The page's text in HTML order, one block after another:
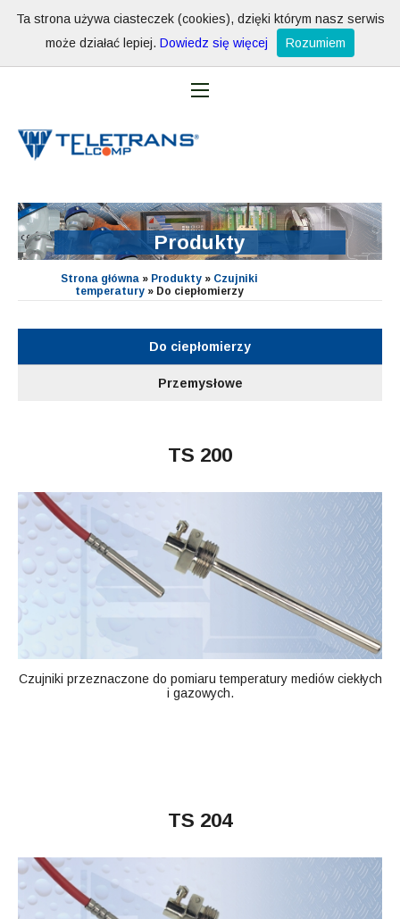
Ta strona używa ciasteczek (cookies), dzięki którym nasz serwis
może działać lepiej. Dowiedz się więcej Rozumiem
Produkty
Strona główna » Produkty » Czujniki
temperatury » Do ciepłomierzy
Do ciepłomierzy
Przemysłowe
TS 200
Czujniki przeznaczone do pomiaru temperatury mediów ciekłych
i gazowych.
TS 204